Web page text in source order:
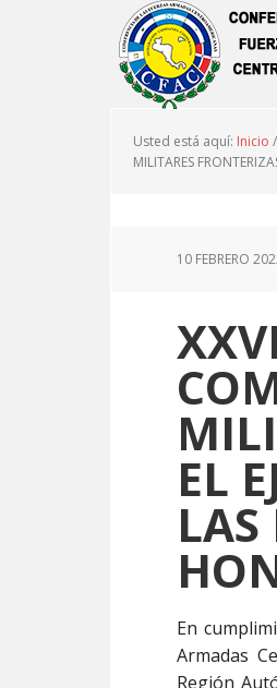
Usted está aquí: Inicio /
MILITARES
10 FEBRERO
EL
En
Armadas
Región